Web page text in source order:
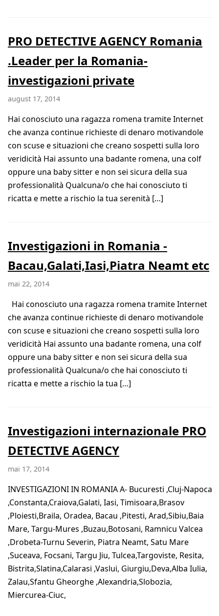
PRO DETECTIVE AGENCY Romania
.Leader per la Romania-
investigazioni private
august 17, 2014
Hai conosciuto una ragazza romena tramite Internet
che avanza continue richieste di denaro motivandole
con scuse e situazioni che creano sospetti sulla loro
veridicità Hai assunto una badante romena, una colf
oppure una baby sitter e non sei sicura della sua
professionalità Qualcuna/o che hai conosciuto ti
ricatta e mette a rischio la tua serenità […]
Investigazioni in Romania -
Bacau,Galati,Iasi,Piatra Neamt etc
mai 22, 2014
Hai conosciuto una ragazza romena tramite Internet
che avanza continue richieste di denaro motivandole
con scuse e situazioni che creano sospetti sulla loro
veridicità Hai assunto una badante romena, una colf
oppure una baby sitter e non sei sicura della sua
professionalità Qualcuna/o che hai conosciuto ti
ricatta e mette a rischio la tua […]
Investigazioni internazionale PRO
DETECTIVE AGENCY
mai 17, 2014
INVESTIGAZIONI IN ROMANIA A- Bucuresti ,Cluj-Napoca
,Constanta,Craiova,Galati, Iasi, Timisoara,Brasov
,Ploiesti,Braila, Oradea, Bacau ,Pitesti, Arad,Sibiu,Baia
Mare, Targu-Mures ,Buzau,Botosani, Ramnicu Valcea
,Drobeta-Turnu Severin, Piatra Neamt, Satu Mare
,Suceava, Focsani, Targu Jiu, Tulcea,Targoviste, Resita,
Bistrita,Slatina,Calarasi ,Vaslui, Giurgiu,Deva,Alba Iulia,
Zalau,Sfantu Gheorghe ,Alexandria,Slobozia,
Miercurea-Ciuc,